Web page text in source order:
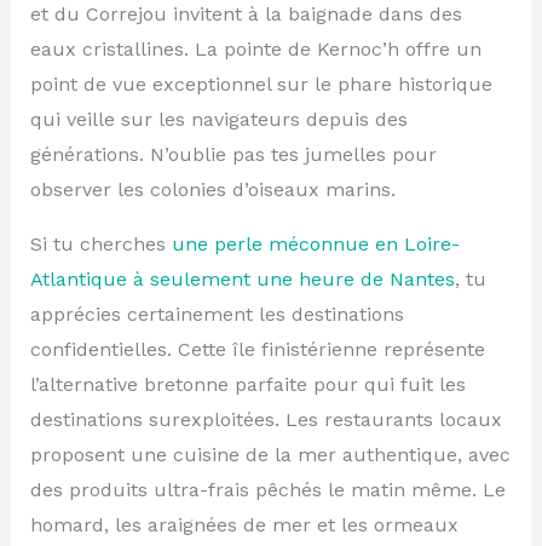
et du Correjou invitent à la baignade dans des
eaux cristallines. La pointe de Kernoc’h offre un
point de vue exceptionnel sur le phare historique
qui veille sur les navigateurs depuis des
générations. N’oublie pas tes jumelles pour
observer les colonies d’oiseaux marins.
Si tu cherches une perle méconnue en Loire-
Atlantique à seulement une heure de Nantes, tu
apprécies certainement les destinations
confidentielles. Cette île finistérienne représente
l’alternative bretonne parfaite pour qui fuit les
destinations surexploitées. Les restaurants locaux
proposent une cuisine de la mer authentique, avec
des produits ultra-frais pêchés le matin même. Le
homard, les araignées de mer et les ormeaux